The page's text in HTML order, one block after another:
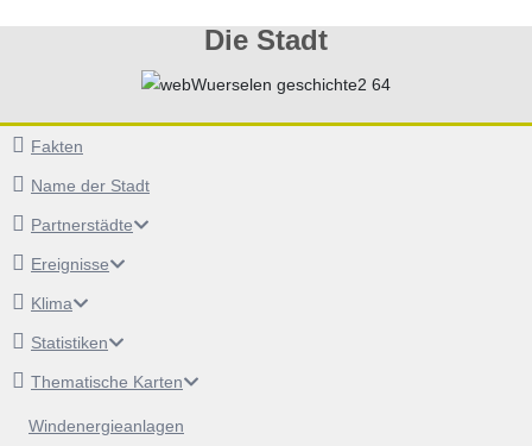
Die Stadt
Fakten
Name der Stadt
Partnerstädte
Ereignisse
Klima
Statistiken
Thematische Karten
Windenergieanlagen